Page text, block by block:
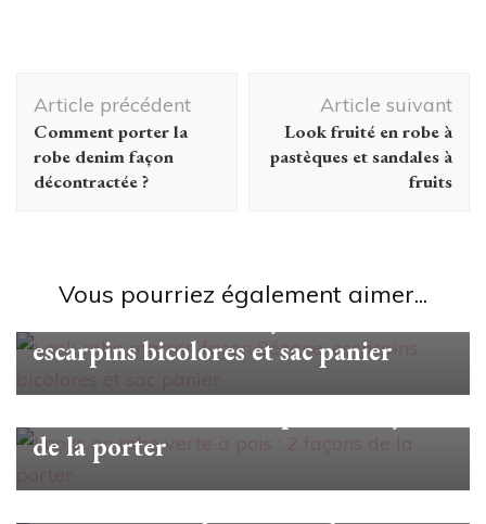
Navigation
d'article
Article précédent
Comment porter la
robe denim façon
décontractée ?
Article suivant
Look fruité en robe à
pastèques et sandales à
fruits
Vous pourriez également aimer...
#unjourunlook
Look robe marron façon Sézane,
escarpins bicolores et sac panier
#unjourunlook
de la porter
#unjourunlook